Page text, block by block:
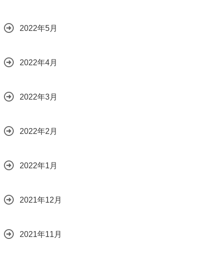
2022年5月
2022年4月
2022年3月
2022年2月
2022年1月
2021年12月
2021年11月